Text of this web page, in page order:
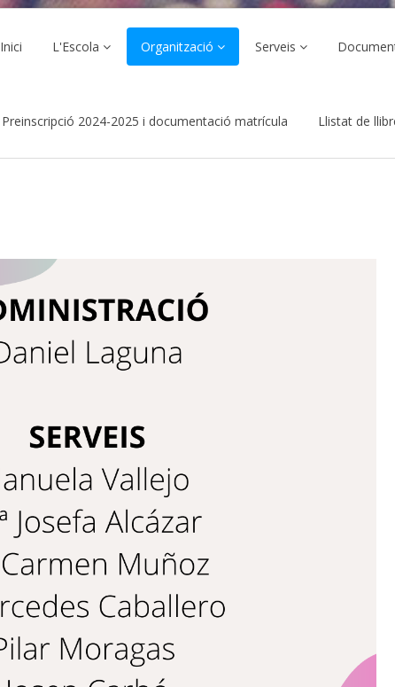
Inici L'Escola Organització Serveis
Preinscripció 2024-2025 i documentació matrícula Llistat de